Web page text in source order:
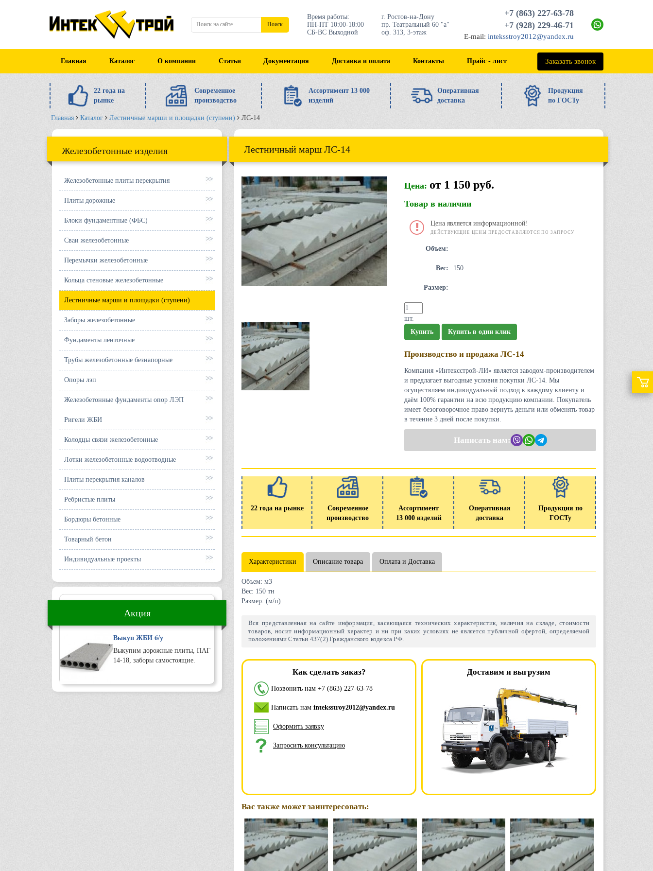
Поиск
Время работы:
ПН-ПТ 10:00-18:00
СБ-ВС Выходной
г. Ростов-на-Дону
пр. Театральный 60 "а"
оф. 313, 3-этаж
+7 (863) 227-63-78
+7 (928) 229-46-71
E-mail: inteksstroy2012@yandex.ru
Главная Каталог О компании Статьи Документация Доставка и оплата Контакты Прайс - лист +7 (863) 227-63-78
Заказать звонок
22 года на
рынке
Современное
производство
Ассортимент 13 000
изделий
Оперативная
доставка
Продукция
по ГОСТу
Главная Каталог Лестничные марши и площадки (ступени) ЛС-14
Железобетонные изделия
Железобетонные плиты перекрытия
Плиты дорожные
Блоки фундаментные (ФБС)
Сваи железобетонные
Перемычки железобетонные
Кольца стеновые железобетонные
Лестничные марши и площадки (ступени)
Заборы железобетонные
Фундаменты ленточные
Трубы железобетонные безнапорные
Опоры лэп
Железобетонные фундаменты опор ЛЭП
Ригели ЖБИ
Колодцы связи железобетонные
Лотки железобетонные водоотводные
Плиты перекрытия каналов
Ребристые плиты
Бордюры бетонные
Товарный бетон
Индивидуальные проекты
Акция
Выкуп ЖБИ б/у
Выкупим дорожные плиты, ПАГ
14-18, заборы самостоящие.
Лестничный марш ЛС-14
Цена: от 1 150 руб.
Товар в наличии
Цена является информационной!
ДЕЙСТВУЮЩИЕ ЦЕНЫ ПРЕДОСТАВЛЯЮТСЯ ПО ЗАПРОСУ
Объем:
Вес: 150
Размер:
шт.
Купить
Купить в один клик
Производство и продажа ЛС-14
Компания «Интексстрой-ЛИ» является заводом-производителем
и предлагает выгодные условия покупки ЛС-14. Мы
осуществляем индивидуальный подход к каждому клиенту и
даём 100% гарантии на всю продукцию компании. Покупатель
имеет безоговорочное право вернуть деньги или обменять товар
в течение 3 дней после покупки.
Написать нам:
22 года на рынке
Современное
производство
Ассортимент
13 000 изделий
Оперативная
доставка
Продукция по
ГОСТу
Характеристики Описание товара Оплата и Доставка
Объем: м3
Вес: 150 тн
Размер: (м/п)
Вся представленная на сайте информация, касающаяся технических характеристик, наличия на складе, стоимости
товаров, носит информационный характер и ни при каких условиях не является публичной офертой, определяемой
положениями Статьи 437(2) Гражданского кодекса РФ.
Как сделать заказ?
Позвонить нам +7 (863) 227-63-78
Написать нам inteksstroy2012@yandex.ru
Оформить заявку
Запросить консультацию
Доставим и выгрузим
Вас также может заинтересовать: